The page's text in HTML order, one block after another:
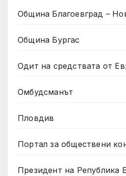
Община Благоевград –
Община Бургас
Одит на средствата от
Омбудсманът
Пловдив
Портал за обществени
Президент на Република